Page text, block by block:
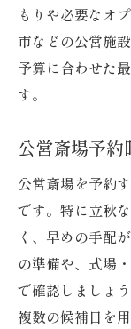
もりや必要なオ
市などの公営施
予算に合わせた
す。
公営斎場予約
公営斎場を予約
です。特に立秋
く、早めの手配
の準備や、式場
で確認しましょ
複数の候補日を